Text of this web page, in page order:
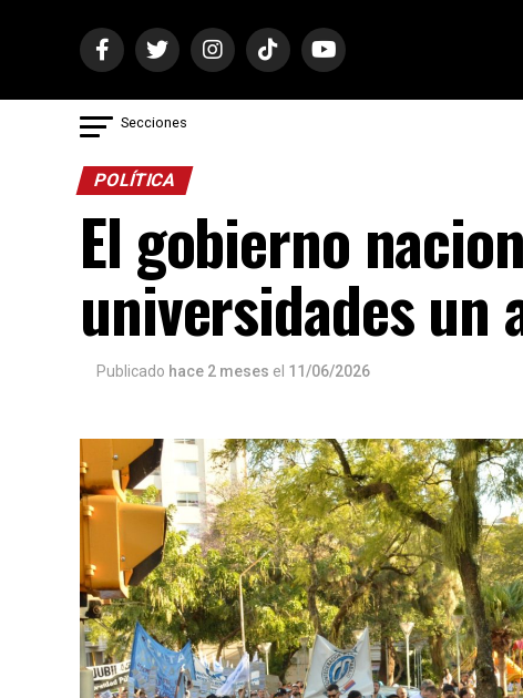
Secciones
POLÍTICA
El gobierno
universidades
Publicado hace 2 meses el 11/06/2026